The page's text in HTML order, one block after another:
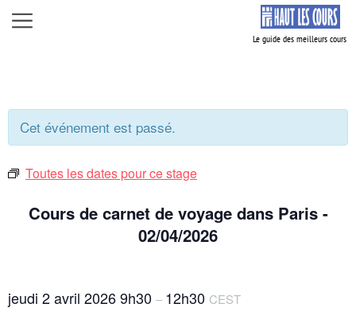
Aller
au
Menu
Cet événement est passé.
Toutes les dates pour ce stage
Cours de carnet de voyage dans Paris -
02/04/2026
jeudi 2 avril 20269h30 – 12h30 CEST